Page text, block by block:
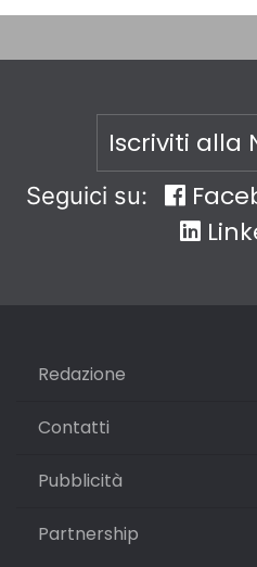
Iscriviti alla
Seguici su:
Redazione
Contatti
Pubblicità
Partnership